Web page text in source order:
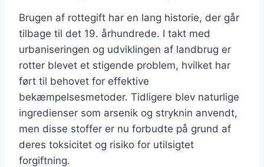
Brugen af rottegift har en lang historie, der går
tilbage til det 19. århundrede. I takt med
urbaniseringen og udviklingen af landbrug er
rotter blevet et stigende problem, hvilket har
ført til behovet for effektive
bekæmpelsesmetoder. Tidligere blev naturlige
ingredienser som arsenik og stryknin anvendt,
men disse stoffer er nu forbudte på grund af
deres toksicitet og risiko for utilsigtet
forgiftning.